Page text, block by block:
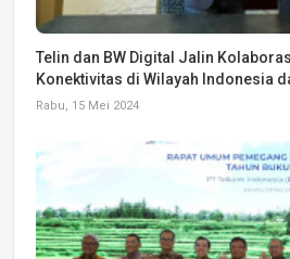
Telin dan BW Digital Jalin
Konektivitas di Wilayah Indonesia
Rabu, 15 Mei 2024